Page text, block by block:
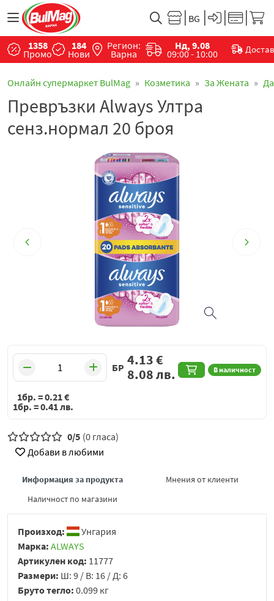
1358
Промо
184
Нови
Регион:
Варна
Нд, 9.08
09:00 - 10:00
Онлайн супермаркет BulMag Козметика За Жената
Превръзки Always Ултра
сенз.нормал 20 броя
БР В наличност
4.13€
8.08лв.
1бр. =0.21€
1бр. =0.41лв.
0/5 (0 гласа)
Добави в любими
Информация за продукта
Мнения от клиенти
Наличност по магазини
Произход:
Унгария
Марка: ALWAYS
Артикулен код: 11777
Размери: Ш: 9 / В: 16 / Д: 6
Бруто тегло: 0.099 кг